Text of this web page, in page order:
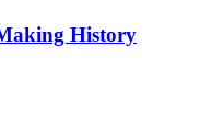
History